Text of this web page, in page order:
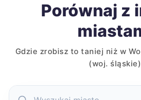
Porównaj z
Gdzie zrobisz to taniej niż w
(woj. śląskie)